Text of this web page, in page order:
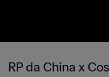
RP da China x